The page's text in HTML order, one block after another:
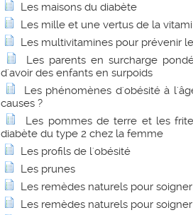
Les maisons du diabète
Les mille et une vertus de la
Les multivitamines pour prévenir
Les parents en surcharge
d'avoir des enfants en surpoids
Les phénomènes d'obésité à
causes ?
Les pommes de terre et les
diabète du type 2 chez la femme
Les profils de l'obésité
Les prunes
Les remèdes naturels pour
Les remèdes naturels pour